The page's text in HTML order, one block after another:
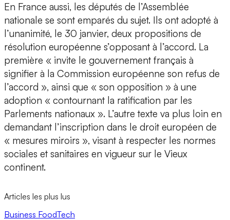
En France aussi, les députés de l’Assemblée
nationale se sont emparés du sujet. Ils ont adopté à
l’unanimité, le 30 janvier, deux propositions de
résolution européenne s’opposant à l’accord. La
première « invite le gouvernement français à
signifier à la Commission européenne son refus de
l’accord », ainsi que « son opposition » à une
adoption « contournant la ratification par les
Parlements nationaux ». L’autre texte va plus loin en
demandant l’inscription dans le droit européen de
« mesures miroirs », visant à respecter les normes
sociales et sanitaires en vigueur sur le Vieux
continent.
Articles les plus lus
Business FoodTech